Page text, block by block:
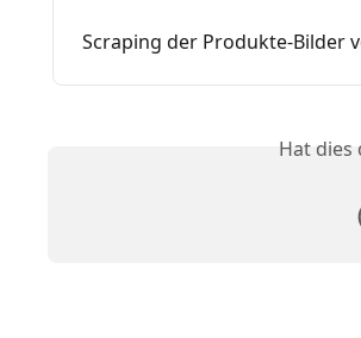
Scraping der Produkte-Bilder
Hat dies